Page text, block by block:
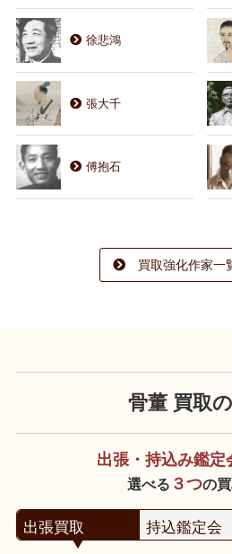
徐悲鴻
張大千
傅抱石
買取強化作家一
骨董 買取
出張・持込み鑑定
選べる ３つの
出張買取 持込鑑定会